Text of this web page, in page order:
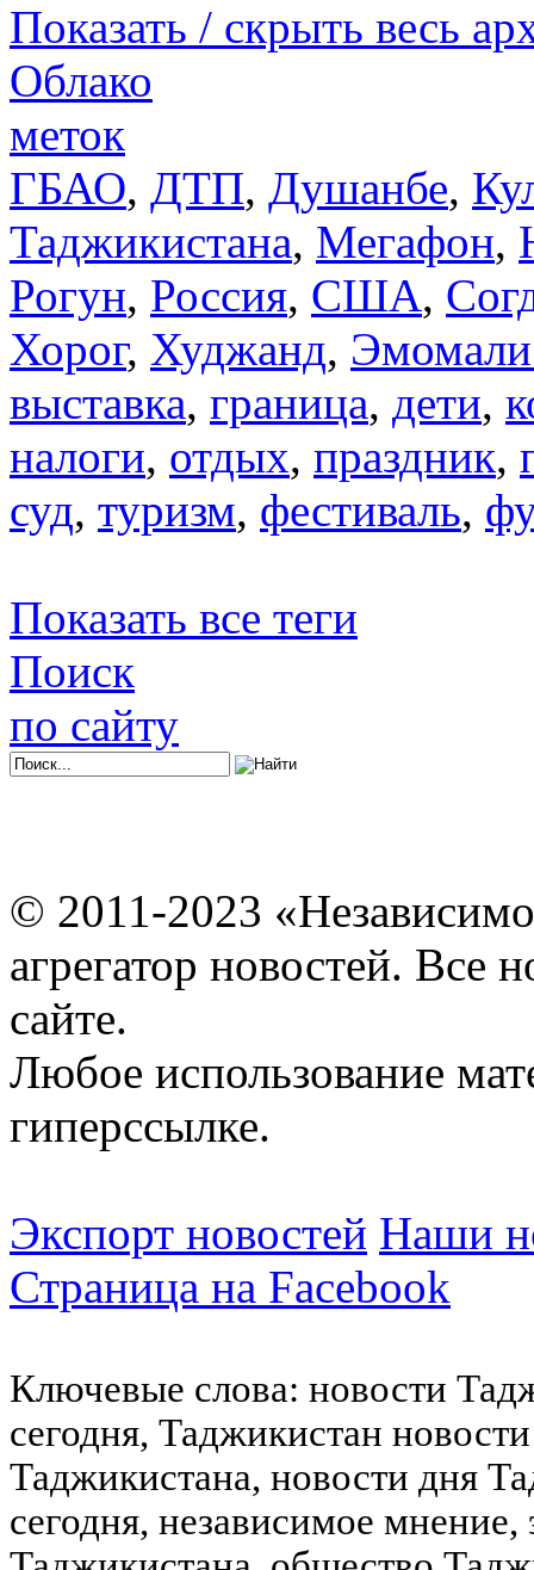
Показать / скрыть весь
Облако
меток
ГБАО, ДТП, Душанбе,
Таджикистана, Мегафон,
Рогун, Россия, США,
Хорог, Худжанд,
выставка, граница, дети,
налоги, отдых, праздник,
суд, туризм, фестиваль,
Показать все теги
Поиск
по сайту
© 2011-2023
агрегатор новостей. Все
сайте.
Любое использование
гиперссылке.
Экспорт новостей Наши
Страница на Facebook
Ключевые слова: новости
сегодня, Таджикистан
Таджикистана, новости дня
сегодня, независимое